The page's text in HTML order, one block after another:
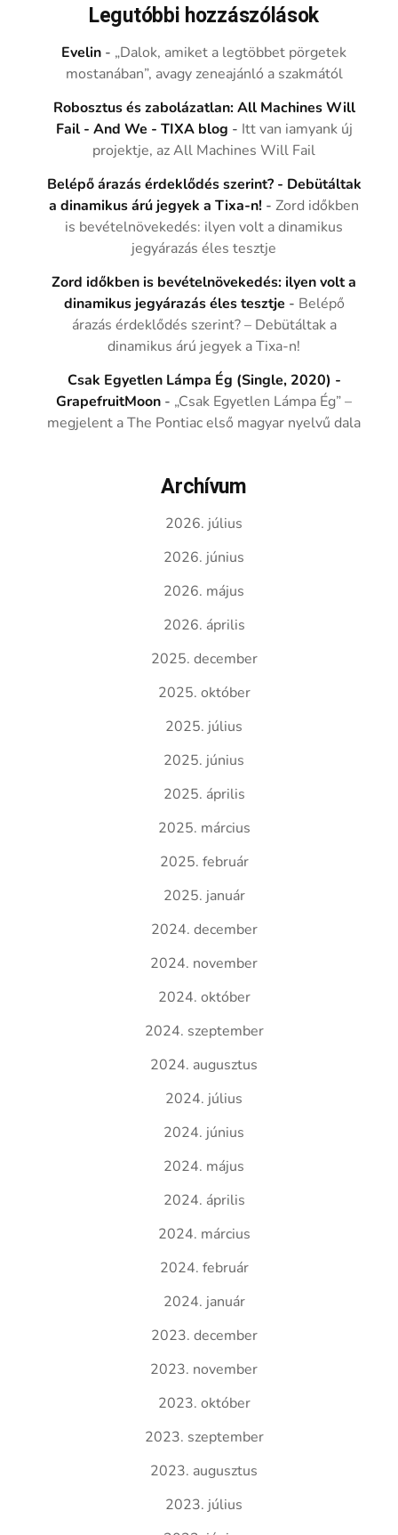
Legutóbbi hozzászólások
Evelin - „Dalok, amiket a legtöbbet pörgetek
mostanában”, avagy zeneajánló a szakmától
Robosztus és zabolázatlan: All Machines Will
Fail - And We - TIXA blog - Itt van iamyank új
projektje, az All Machines Will Fail
Belépő árazás érdeklődés szerint? - Debütáltak
a dinamikus árú jegyek a Tixa-n! -Zord időkben
is bevételnövekedés: ilyen volt a dinamikus
jegyárazás éles tesztje
Zord időkben is bevételnövekedés: ilyen volt a
dinamikus jegyárazás éles tesztje - Belépő
árazás érdeklődés szerint? – Debütáltak a
dinamikus árú jegyek a Tixa-n!
Csak Egyetlen Lámpa Ég (Single, 2020) -
GrapefruitMoon - „Csak Egyetlen Lámpa Ég” –
megjelent a The Pontiac első magyar nyelvű dala
Archívum
2026. július
2026. június
2026. május
2026. április
2025. december
2025. október
2025. július
2025. június
2025. április
2025. március
2025. február
2025. január
2024. december
2024. november
2024. október
2024. szeptember
2024. augusztus
2024. július
2024. június
2024. május
2024. április
2024. március
2024. február
2024. január
2023. december
2023. november
2023. október
2023. szeptember
2023. augusztus
2023. július